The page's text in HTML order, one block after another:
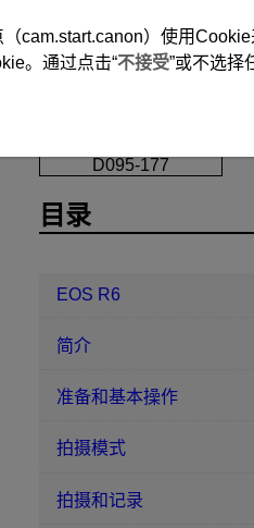
D095-177
目录
EOS R6
简介
准备和基本操作
拍摄模式
拍摄和记录
（cam.start.canon）使用
。通过点击“不接受”或不选择